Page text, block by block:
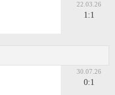
22.03.26
1:1
30.07.26
0:1